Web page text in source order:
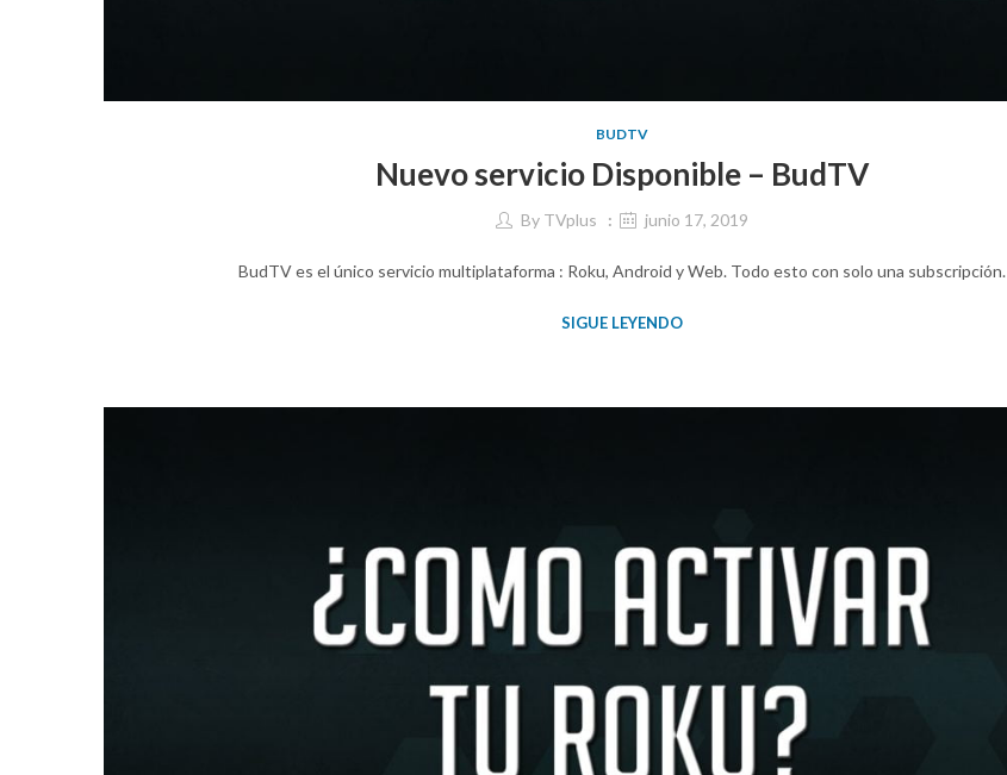
BUDTV
Nuevo servicio Disponible – BudTV
By TVplus junio 17, 2019
BudTV es el único servicio multiplataforma : Roku, Android y Web. Todo esto con solo una subscripción.
SIGUE LEYENDO